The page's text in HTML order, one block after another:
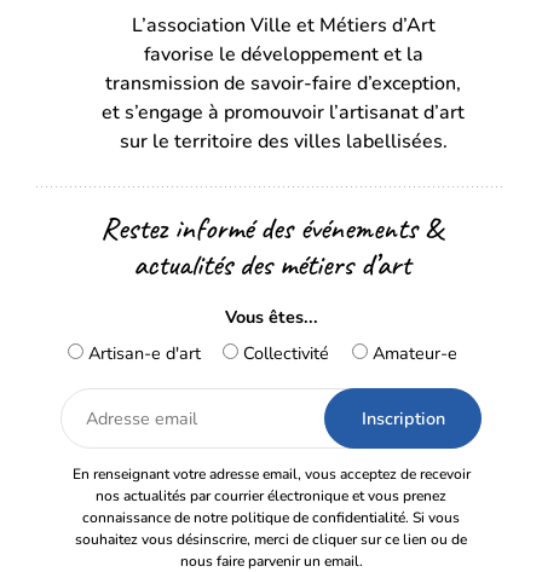
un
onglet)onglet)
L’association Ville et Métiers d’Art
favorise le développement et la
transmission de savoir-faire d’exception,
et s’engage à promouvoir l’artisanat d’art
sur le territoire des villes labellisées.
Restez informé des événements &
actualités des métiers d’art
Vous êtes...
Artisan-e d'art
Collectivité Amateur-e
Adresse
email
En renseignant votre adresse email, vous acceptez de recevoir
nos actualités par courrier électronique et vous prenez
connaissance de notre politique de confidentialité. Si vous
souhaitez vous désinscrire, merci de cliquer sur ce lien ou de
nous faire parvenir un email.